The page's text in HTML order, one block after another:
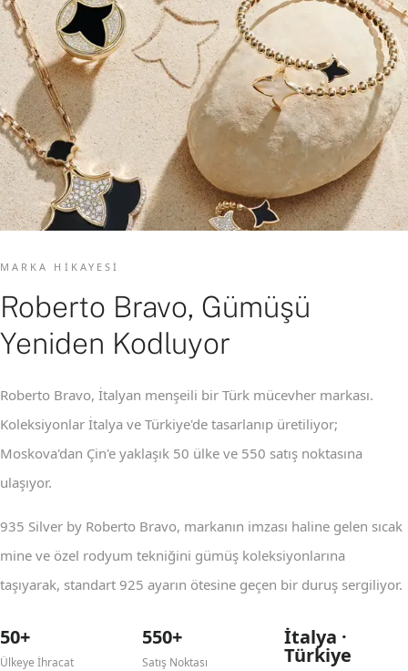
MARKA HIKAYESI
Roberto Bravo, Gümüşü
Yeniden Kodluyor
Roberto Bravo, İtalyan menşeili bir Türk mücevher markası.
Koleksiyonlar İtalya ve Türkiye'de tasarlanıp üretiliyor;
Moskova'dan Çin'e yaklaşık 50 ülke ve 550 satış noktasına
ulaşıyor.
935 Silver by Roberto Bravo, markanın imzası haline gelen sıcak
mine ve özel rodyum tekniğini gümüş koleksiyonlarına
taşıyarak, standart 925 ayarın ötesine geçen bir duruş sergiliyor.
50+
Ülkeye İhracat
550+
Satış Noktası
İtalya ·
Türkiye